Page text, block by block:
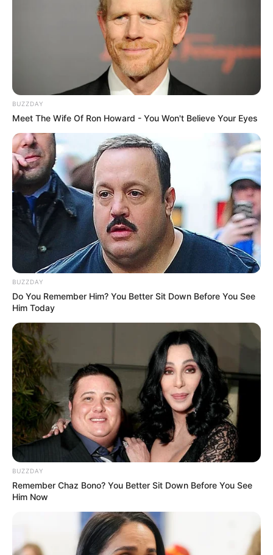
BUZZDAY
Meet The Wife Of Ron Howard - You Won't Believe Your Eyes
BUZZDAY
Do You Remember Him? You Better Sit Down Before You See
Him Today
BUZZDAY
Remember Chaz Bono? You Better Sit Down Before You See
Him Now